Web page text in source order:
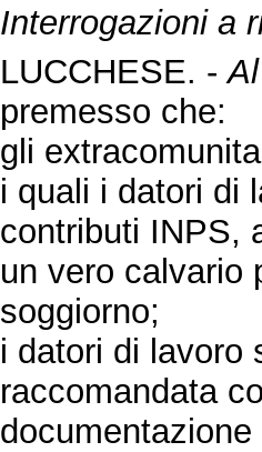
Interrogazioni a
LUCCHESE. -
premesso che:
gli
i quali i datori di
contributi INPS,
un vero calvario
soggiorno;
i datori di lavoro
raccomandata